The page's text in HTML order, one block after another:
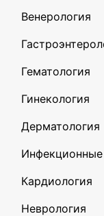
Венерология
Гематология
Гинекология
Дерматология
Инфекционные
Кардиология
Неврология